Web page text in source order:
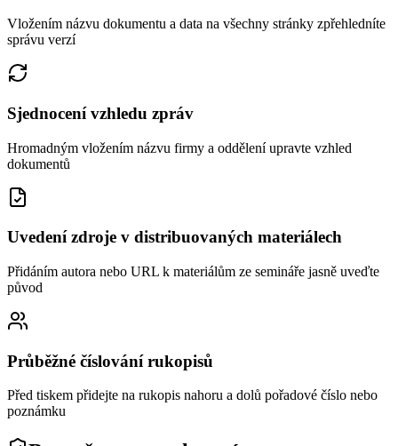
Vložením názvu dokumentu a data na všechny stránky zpřehledníte
správu verzí
Sjednocení vzhledu zpráv
Hromadným vložením názvu firmy a oddělení upravte vzhled
dokumentů
Uvedení zdroje v distribuovaných materiálech
Přidáním autora nebo URL k materiálům ze semináře jasně uveďte
původ
Průběžné číslování rukopisů
Před tiskem přidejte na rukopis nahoru a dolů pořadové číslo nebo
poznámku